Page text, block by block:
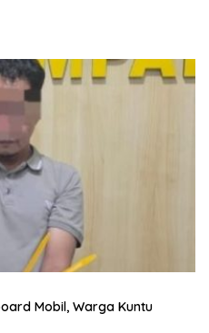
Mobil, Warga Kuntu